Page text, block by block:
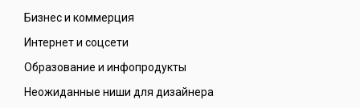
Бизнес и коммерция
Интернет и соцсети
Образование и инфопродукты
Неожиданные ниши для дизайнера